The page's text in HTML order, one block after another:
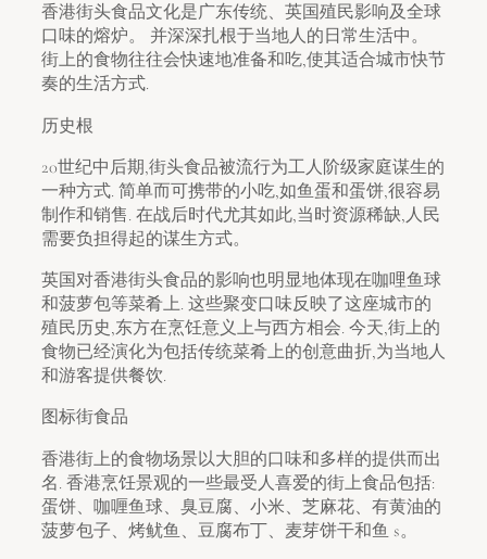
香港街头食品文化是广东传统、英国殖民影响及全球
口味的熔炉。 并深深扎根于当地人的日常生活中。
街上的食物往往会快速地准备和吃,使其适合城市快节
奏的生活方式.
历史根
20世纪中后期,街头食品被流行为工人阶级家庭谋生的
一种方式. 简单而可携带的小吃,如鱼蛋和蛋饼,很容易
制作和销售. 在战后时代尤其如此,当时资源稀缺,人民
需要负担得起的谋生方式。
英国对香港街头食品的影响也明显地体现在咖哩鱼球
和菠萝包等菜肴上. 这些聚变口味反映了这座城市的
殖民历史,东方在烹饪意义上与西方相会. 今天,街上的
食物已经演化为包括传统菜肴上的创意曲折,为当地人
和游客提供餐饮.
图标街食品
香港街上的食物场景以大胆的口味和多样的提供而出
名. 香港烹饪景观的一些最受人喜爱的街上食品包括:
蛋饼、咖喱鱼球、臭豆腐、小米、芝麻花、有黄油的
菠萝包子、烤鱿鱼、豆腐布丁、麦芽饼干和鱼 s。